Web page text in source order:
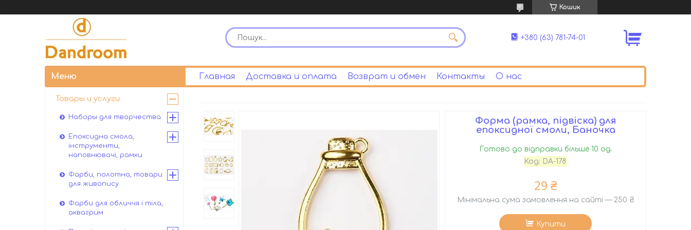
Кошик
+380 (63) 781-74-01
Главная Доставка и оплата Возврат и обмен Контакты О нас
Форма (рамка, підвіска) для
епоксидної смоли, Баночка
Готово до відправки більше 10 од.
Код: DA-178
29 ₴
Мінімальна сума замовлення на сайті — 250 ₴
Купити
Товары и услуги
Наборы для творчества
Епоксидна смола,
інструменти,
наповнювачі, рамки
Фарби, полотна, товари
для живопису
Фарби для обличчя і тіла,
аквагрим